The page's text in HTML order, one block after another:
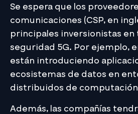
Se espera que los
comunicaciones (CSP, en
principales inversionistas en
seguridad 5G. Por ejemplo,
están introduciendo
ecosistemas de datos en
distribuidos de computación
Además, las compañías